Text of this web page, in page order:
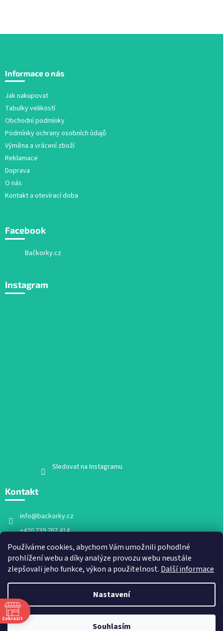
Používáme cookies, abychom Vám umožnili pohodlné
prohlížení webu a díky analýze provozu webu neustále
zlepšovali jeho funkce, výkon a použitelnost. Další informace
Nastavení
Souhlasím
p
Informace o nás
Jak nakupovat
Tabulky velikostí
Obchodní podmínky
Podmínky ochrany osobních údajů
Výměna a vrácení zboží
Reklamace
Doprava
O nás
Kontakt a otevírací doba
Facebook
Bačkorky.cz
Instagram
Sledovat na Instagramu
Kontakt
info@backorky.cz
+420 739 767 414
Facebook
backorky.cz
Vytvořil Shoptet
Bačkorky.cz. Všechna práva vyhrazena.
Zobrazit